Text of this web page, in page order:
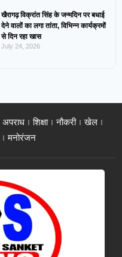
खैरागढ़ विक्रांत सिंह के जन्मदिन पर बधाई
देने वालों का लगा तांता, विभिन्न कार्यक्रमों
से दिन रहा खास
July 24, 2026
अपराध शिक्षा नौकरी
खेल
मनोरंजन